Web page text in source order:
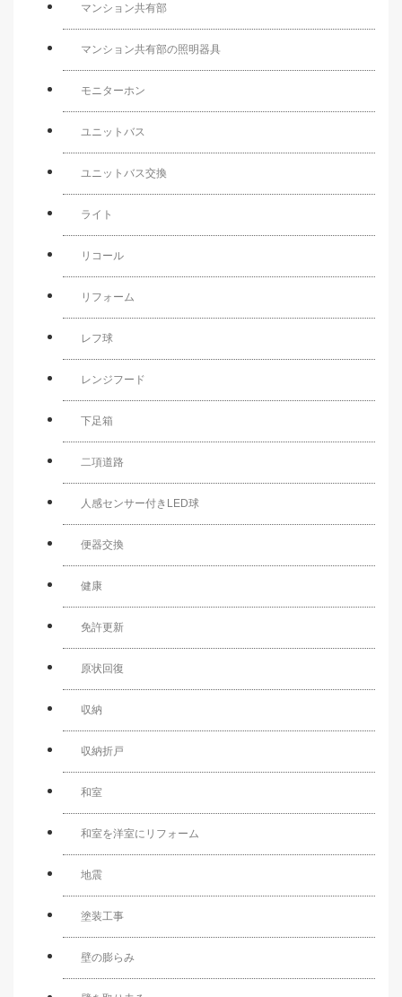
マンション共有部
マンション共有部の照明器具
モニターホン
ユニットバス
ユニットバス交換
ライト
リコール
リフォーム
レフ球
レンジフード
下足箱
二項道路
人感センサー付きLED球
便器交換
健康
免許更新
原状回復
収納
収納折戸
和室
和室を洋室にリフォーム
地震
塗装工事
壁の膨らみ